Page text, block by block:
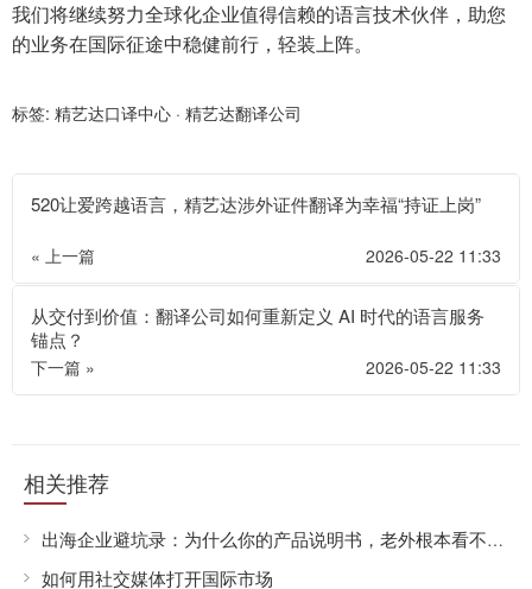
我们将继续努力全球化企业值得信赖的语言技术伙伴，助您
的业务在国际征途中稳健前行，轻装上阵。
标签: 精艺达口译中心 · 精艺达翻译公司
520让爱跨越语言，精艺达涉外证件翻译为幸福“持证上岗”
« 上一篇 2026-05-22 11:33
从交付到价值：翻译公司如何重新定义 AI 时代的语言服务
锚点？
下一篇 » 2026-05-22 11:33
相关推荐
出海企业避坑录：为什么你的产品说明书，老外根本看不懂？
如何用社交媒体打开国际市场